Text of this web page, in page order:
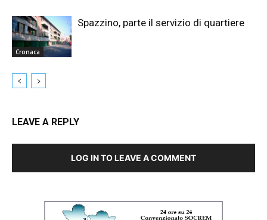
Cronaca
Spazzino, parte il servizio di quartiere
LEAVE A REPLY
LOG IN TO LEAVE A COMMENT